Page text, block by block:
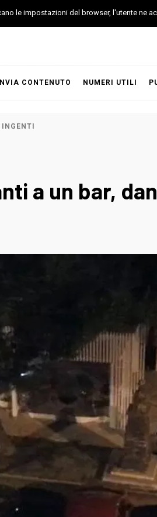
INVIA CONTENUTO NUMERI UTILI
a un bar,
le impostazioni del browser, l'utente ne